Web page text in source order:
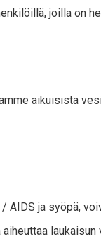
joilla on
aikuisista
AIDS ja syöpä,
laukaisun